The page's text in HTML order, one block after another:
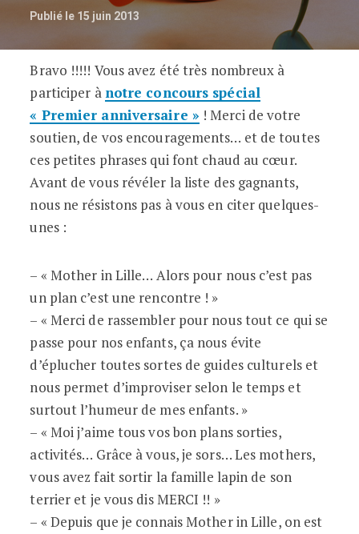
Publié le 15 juin 2013
Les gagnants du concours Mother in
Bravo !!!!! Vous avez été très nombreux à
participer à notre concours spécial
« Premier anniversaire » ! Merci de votre
soutien, de vos encouragements… et de toutes
ces petites phrases qui font chaud au cœur.
Avant de vous révéler la liste des gagnants,
nous ne résistons pas à vous en citer quelques-
unes :
– « Mother in Lille… Alors pour nous c’est pas
un plan c’est une rencontre ! »
– « Merci de rassembler pour nous tout ce qui se
passe pour nos enfants, ça nous évite
d’éplucher toutes sortes de guides culturels et
nous permet d’improviser selon le temps et
surtout l’humeur de mes enfants. »
– « Moi j’aime tous vos bon plans sorties,
activités… Grâce à vous, je sors… Les mothers,
vous avez fait sortir la famille lapin de son
terrier et je vous dis MERCI !! »
– « Depuis que je connais Mother in Lille, on est